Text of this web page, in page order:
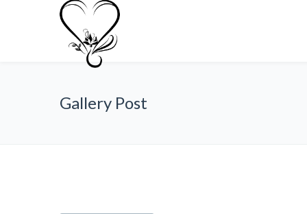
Gallery Post